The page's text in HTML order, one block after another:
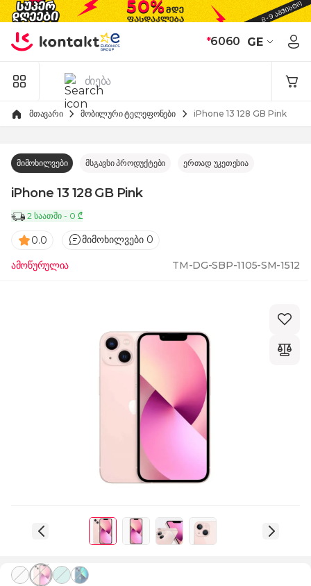
Skip to Content
*6060 GE
მთავარი მობილური ტელეფონები iPhone 13 128 GB Pink
მიმოხილვები მსგავსი პროდუქტები ერთად უკეთესია
iPhone 13 128 GB Pink
2 საათში - 0 ₾
0.0 მიმოხილვები 0
ამოწურულია TM-DG-SBP-1105-SM-1512